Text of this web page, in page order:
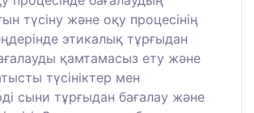
түсіну және оқу процесінің
этикалық тұрғыдан
қамтамасыз ету және
түсініктер мен
сыни тұрғыдан бағалау және